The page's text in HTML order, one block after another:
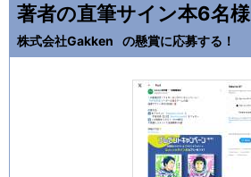
著者の直筆サイン本6名様
株式会社Gakken の懸賞に応募する！